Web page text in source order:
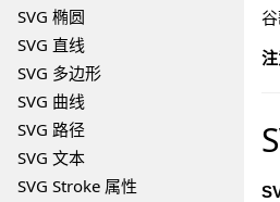
SVG 椭圆
SVG 直线
SVG 多边形
SVG 曲线
SVG 路径
SVG 文本
SVG Stroke 属性
注